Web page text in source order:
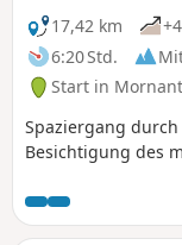
zu entdecken, die
verbinden sollte,
den Krieg von
Tour kann durch
und 800 m
werden (siehe
17,42 km
6:20 Std.
Start in
Spaziergang
Besichtigung des